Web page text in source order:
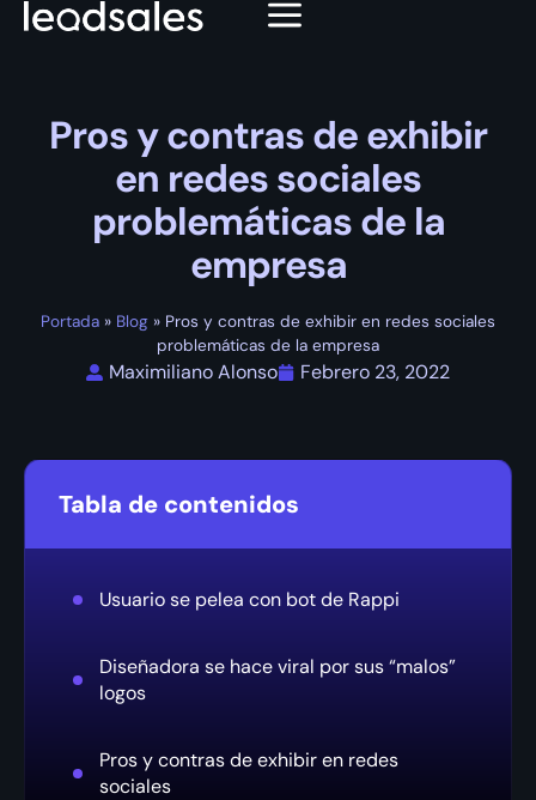
Pros y contras de exhibir
en redes sociales
problemáticas de la
empresa
Portada » Blog » Pros y contras de exhibir en redes sociales
problemáticas de la empresa
Maximiliano Alonso Febrero 23, 2022
Tabla de contenidos
Usuario se pelea con bot de Rappi
Diseñadora se hace viral por sus “malos”
logos
Pros y contras de exhibir en redes
sociales